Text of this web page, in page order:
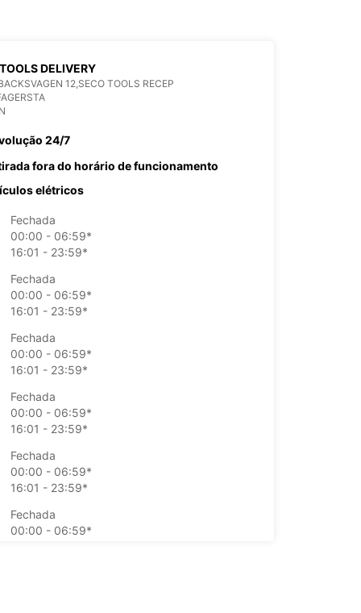
DELIVERY
12,SECO TOOLS RECEP
24/7
fora do horário de funcionamento
elétricos
Fechada
00:00 - 06:59*
16:01 - 23:59*
Fechada
00:00 - 06:59*
16:01 - 23:59*
Fechada
00:00 - 06:59*
16:01 - 23:59*
Fechada
00:00 - 06:59*
16:01 - 23:59*
Fechada
00:00 - 06:59*
16:01 - 23:59*
Fechada
00:00 - 06:59*